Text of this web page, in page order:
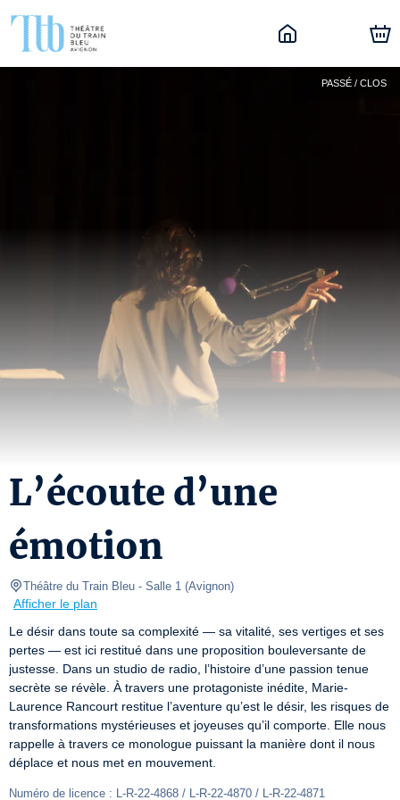
PASSÉ / CLOS
L’écoute d’une
émotion
Théâtre du Train Bleu - Salle 1 (Avignon)
Afficher le plan
Le désir dans toute sa complexité — sa vitalité, ses vertiges et ses
pertes — est ici restitué dans une proposition bouleversante de
justesse. Dans un studio de radio, l’histoire d’une passion tenue
secrète se révèle. À travers une protagoniste inédite, Marie-
Laurence Rancourt restitue l’aventure qu’est le désir, les risques de
transformations mystérieuses et joyeuses qu’il comporte. Elle nous
rappelle à travers ce monologue puissant la manière dont il nous
déplace et nous met en mouvement.
Numéro de licence : L-R-22-4868 / L-R-22-4870 / L-R-22-4871